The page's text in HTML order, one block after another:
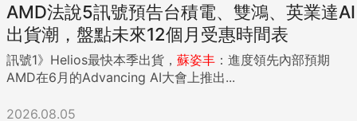
AMD法說5訊號預告台積電、雙鴻、英業達AI
出貨潮，盤點未來12個月受惠時間表
訊號1》Helios最快本季出貨， 蘇姿丰 ：進度領先內部預期
AMD在6月的Advancing AI大會上推出...
2026.08.05